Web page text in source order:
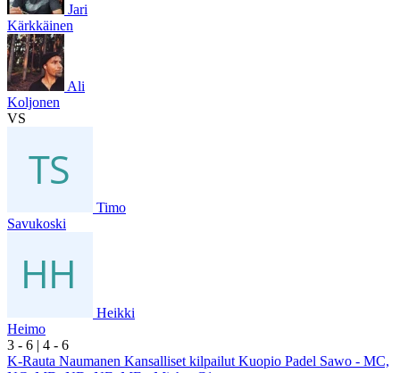
Jari
Kärkkäinen
Ali
Koljonen
VS
Timo
Savukoski
Heikki
Heimo
3 - 6 | 4 - 6
K-Rauta Naumanen Kansalliset kilpailut Kuopio Padel Sawo - MC,